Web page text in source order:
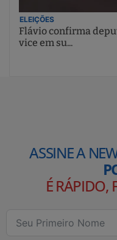
ELEIÇÕES
Flávio confirma
vice em su...
ASSINE A
É RÁPIDO,